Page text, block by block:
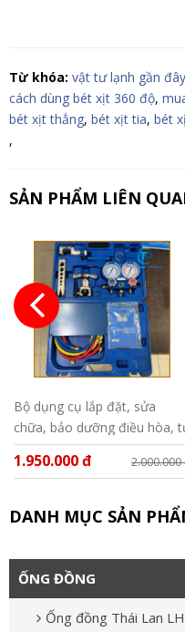
Từ khóa: vật tư lạnh gần
cách dùng bét xịt 360 độ,
bét xịt thẳng, bét xịt tia, bét
,
SẢN PHẨM LIÊN
Bộ dụng cụ lắp đặt, sửa
chữa, bảo dưỡng điều hòa,
lạnh Value VTB - 05
1.950.000 đ 2.000.000
DANH MỤC SẢN
ỐNG ĐỒNG
Ống đồng Thái Lan